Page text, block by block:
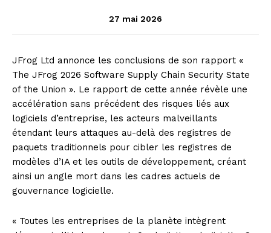
27 mai 2026
JFrog Ltd annonce les conclusions de son rapport «
The JFrog 2026 Software Supply Chain Security State
of the Union ». Le rapport de cette année révèle une
accélération sans précédent des risques liés aux
logiciels d’entreprise, les acteurs malveillants
étendant leurs attaques au-delà des registres de
paquets traditionnels pour cibler les registres de
modèles d’IA et les outils de développement, créant
ainsi un angle mort dans les cadres actuels de
gouvernance logicielle.
« Toutes les entreprises de la planète intègrent